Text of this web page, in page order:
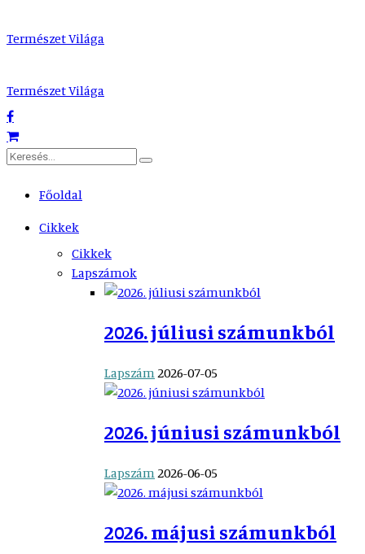
Természet Világa
Természet Világa
Főoldal
Cikkek
Cikkek
Lapszámok
2026. júliusi számunkból
Lapszám 2026-07-05
2026. júniusi számunkból
Lapszám 2026-06-05
2026. májusi számunkból